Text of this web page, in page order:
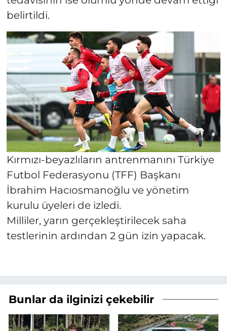
belirtildi.
Kırmızı-beyazlıların antrenmanını Türkiye
Futbol Federasyonu (TFF) Başkanı
İbrahim Hacıosmanoğlu ve yönetim
kurulu üyeleri de izledi.
Milliler, yarın gerçekleştirilecek saha
testlerinin ardından 2 gün izin yapacak.
Bunlar da ilginizi çekebilir